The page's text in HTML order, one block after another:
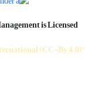
is Licensed
"Creative commons Attribution 4.0 International (CC-By 4.0)"